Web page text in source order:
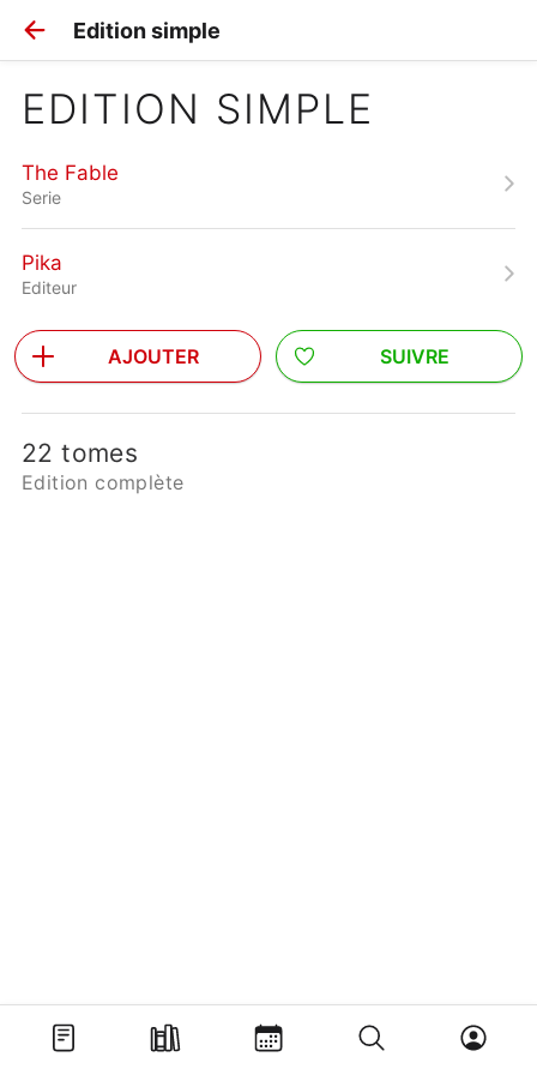
Edition simple
EDITION SIMPLE
The Fable
Serie
Pika
Editeur
AJOUTER SUIVRE
22 tomes
Edition complète